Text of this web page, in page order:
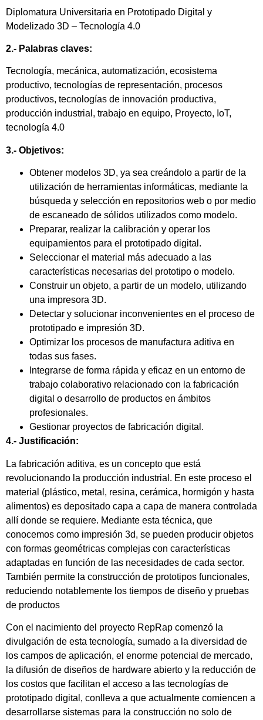
Diplomatura Universitaria en Prototipado Digital y
Modelizado 3D – Tecnología 4.0
2.- Palabras claves:
Tecnología, mecánica, automatización, ecosistema
productivo, tecnologías de representación, procesos
productivos, tecnologías de innovación productiva,
producción industrial, trabajo en equipo, Proyecto, IoT,
tecnología 4.0
3.- Objetivos:
Obtener modelos 3D, ya sea creándolo a partir de la
utilización de herramientas informáticas, mediante la
búsqueda y selección en repositorios web o por medio
de escaneado de sólidos utilizados como modelo.
Preparar, realizar la calibración y operar los
equipamientos para el prototipado digital.
Seleccionar el material más adecuado a las
características necesarias del prototipo o modelo.
Construir un objeto, a partir de un modelo, utilizando
una impresora 3D.
Detectar y solucionar inconvenientes en el proceso de
prototipado e impresión 3D.
Optimizar los procesos de manufactura aditiva en
todas sus fases.
Integrarse de forma rápida y eficaz en un entorno de
trabajo colaborativo relacionado con la fabricación
digital o desarrollo de productos en ámbitos
profesionales.
Gestionar proyectos de fabricación digital.
4.- Justificación:
La fabricación aditiva, es un concepto que está
revolucionando la producción industrial. En este proceso el
material (plástico, metal, resina, cerámica, hormigón y hasta
alimentos) es depositado capa a capa de manera controlada
allí donde se requiere. Mediante esta técnica, que
conocemos como impresión 3d, se pueden producir objetos
con formas geométricas complejas con características
adaptadas en función de las necesidades de cada sector.
También permite la construcción de prototipos funcionales,
reduciendo notablemente los tiempos de diseño y pruebas
de productos
Con el nacimiento del proyecto RepRap comenzó la
divulgación de esta tecnología, sumado a la diversidad de
los campos de aplicación, el enorme potencial de mercado,
la difusión de diseños de hardware abierto y la reducción de
los costos que facilitan el acceso a las tecnologías de
prototipado digital, conlleva a que actualmente comiencen a
desarrollarse sistemas para la construcción no solo de